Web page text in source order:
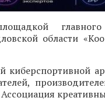
области
киберспортивной